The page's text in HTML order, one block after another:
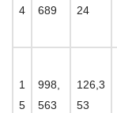
4
689
24
1
5
998,
563
126,3
53